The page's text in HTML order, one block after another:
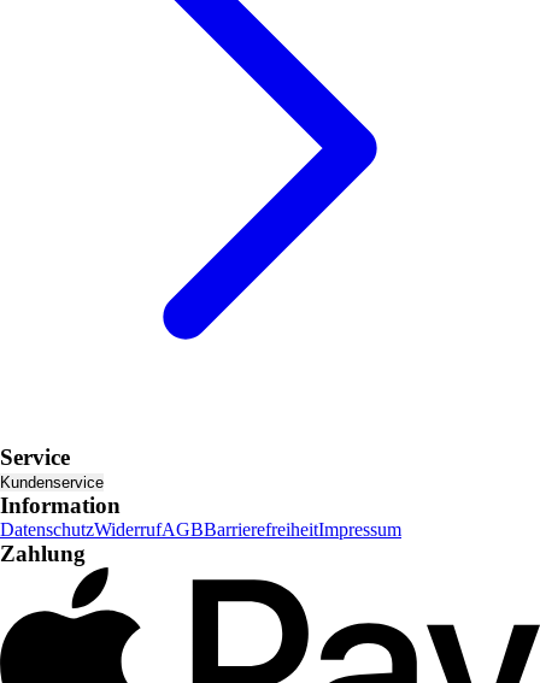
Service
Kundenservice
Information
DatenschutzWiderrufAGBBarrierefreiheitImpressum
Zahlung